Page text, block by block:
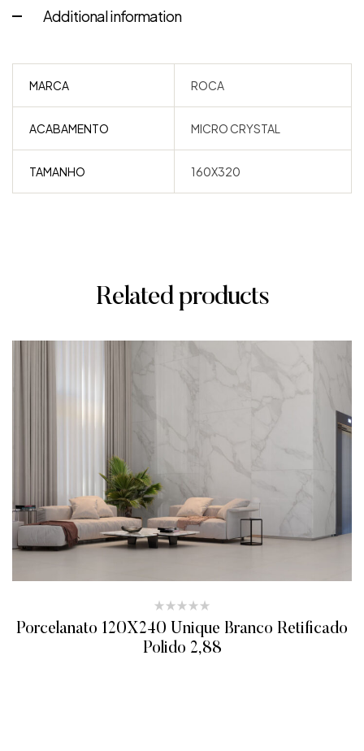
Additional information
MARCA ROCA
ACABAMENTO MICRO CRYSTAL
TAMANHO 160X320
Related products
Porcelanato 120X240 Unique Branco Retificado
Polido 2,88